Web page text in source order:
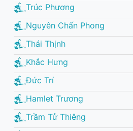
Trúc Phương
Nguyên Chấn Phong
Thái Thịnh
Khắc Hưng
Đức Trí
Hamlet Trương
Trầm Tử Thiêng